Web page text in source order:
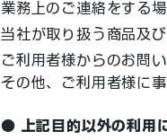
業務上のご連絡をする
当社が取り扱う商品及
ご利用者様からのお問
その他、ご利用者様に
● 上記目的以外の利用